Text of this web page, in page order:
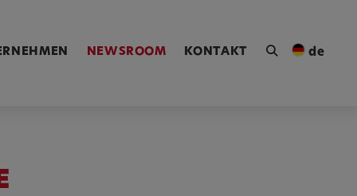
NEWSROOM KONTAKT de